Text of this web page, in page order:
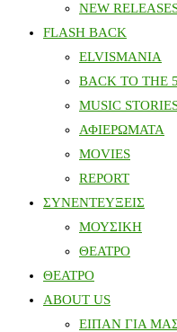
NEW
FLASH BACK
ELVISMANIA
BACK TO THE
MUSIC
ΑΦΙΕΡΩΜΑΤΑ
MOVIES
REPORT
ΣΥΝΕΝΤΕΥΞΕΙΣ
ΜΟΥΣΙΚΗ
ΘΕΑΤΡΟ
ΘΕΑΤΡΟ
ABOUT US
ΕΙΠΑΝ ΓΙΑ